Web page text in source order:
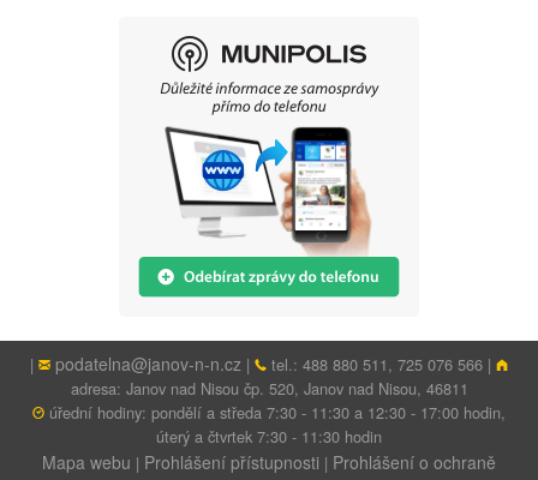
| podatelna@janov-n-n.cz |
tel.: 488 880 511, 725 076 566 |
adresa: Janov nad Nisou čp. 520, Janov nad Nisou, 46811
úřední hodiny: pondělí a středa 7:30 - 11:30 a 12:30 - 17:00 hodin,
úterý a čtvrtek 7:30 - 11:30 hodin
Mapa webu | Prohlášení přístupnosti | Prohlášení o ochraně